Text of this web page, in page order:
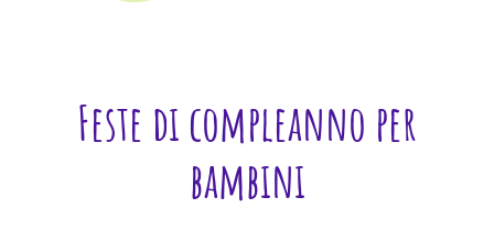
Feste di compleanno per
bambini